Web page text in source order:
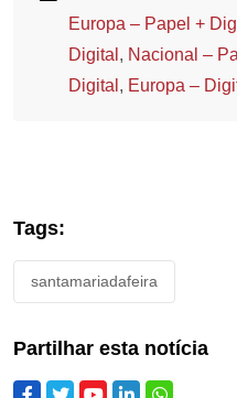
Europa – Papel +
Digital , Nacional –
Digital , Europa –
Tags:
santamariadafeira
Partilhar esta notícia